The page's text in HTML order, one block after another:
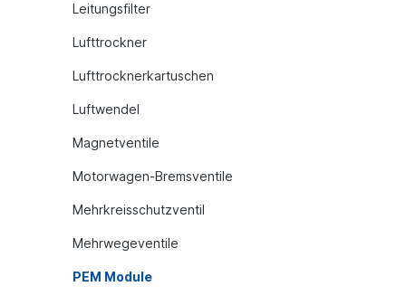
Leitungsfilter
Lufttrockner
Lufttrocknerkartuschen
Luftwendel
Magnetventile
Motorwagen-Bremsventile
Mehrkreisschutzventil
Mehrwegeventile
PEM Module